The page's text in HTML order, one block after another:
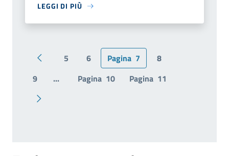
LEGGI DI PIÙ
Pagina precedente
5 6 Pagina 7
8
9
... Pagina 10 Pagina 11
Pagina successiva